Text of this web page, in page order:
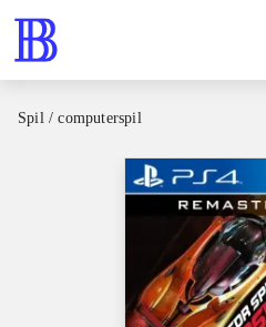
Spil / computerspil